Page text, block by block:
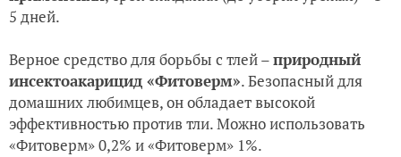
5 дней.
Верное средство для борьбы с тлей –природный
инсектоакарицид «Фитоверм». Безопасный для
домашних любимцев, он обладает высокой
эффективностью против тли. Можно использовать
«Фитоверм» 0,2% и «Фитоверм» 1%.